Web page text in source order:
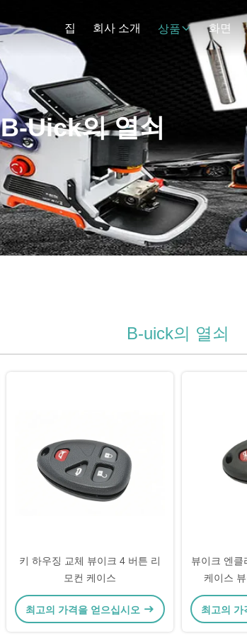
집 회사 소개 상품 화면
B-Uick의 열쇠
B-uick의 열쇠
키 하우징 교체 뷰이크 4 버튼 리
모컨 케이스
최고의 가격을 얻으십시오
뷰이크 엔클
케이스
최고의 가